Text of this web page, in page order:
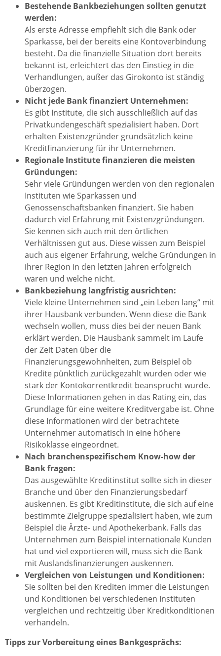
Bestehende Bankbeziehungen sollten genutzt
werden:
Als erste Adresse empfiehlt sich die Bank oder
Sparkasse, bei der bereits eine Kontoverbindung
besteht. Da die finanzielle Situation dort bereits
bekannt ist, erleichtert das den Einstieg in die
Verhandlungen, außer das Girokonto ist ständig
überzogen.
Nicht jede Bank finanziert Unternehmen:
Es gibt Institute, die sich ausschließlich auf das
Privatkundengeschäft spezialisiert haben. Dort
erhalten Existenzgründer grundsätzlich keine
Kreditfinanzierung für ihr Unternehmen.
Regionale Institute finanzieren die meisten
Gründungen:
Sehr viele Gründungen werden von den regionalen
Instituten wie Sparkassen und
Genossenschaftsbanken finanziert. Sie haben
dadurch viel Erfahrung mit Existenzgründungen.
Sie kennen sich auch mit den örtlichen
Verhältnissen gut aus. Diese wissen zum Beispiel
auch aus eigener Erfahrung, welche Gründungen in
ihrer Region in den letzten Jahren erfolgreich
waren und welche nicht.
Bankbeziehung langfristig ausrichten:
Viele kleine Unternehmen sind „ein Leben lang“ mit
ihrer Hausbank verbunden. Wenn diese die Bank
wechseln wollen, muss dies bei der neuen Bank
erklärt werden. Die Hausbank sammelt im Laufe
der Zeit Daten über die
Finanzierungsgewohnheiten, zum Beispiel ob
Kredite pünktlich zurückgezahlt wurden oder wie
stark der Kontokorrentkredit beansprucht wurde.
Diese Informationen gehen in das Rating ein, das
Grundlage für eine weitere Kreditvergabe ist. Ohne
diese Informationen wird der betrachtete
Unternehmer automatisch in eine höhere
Risikoklasse eingeordnet.
Nach branchenspezifischem Know-how der
Bank fragen:
Das ausgewählte Kreditinstitut sollte sich in dieser
Branche und über den Finanzierungsbedarf
auskennen. Es gibt Kreditinstitute, die sich auf eine
bestimmte Zielgruppe spezialisiert haben, wie zum
Beispiel die Ärzte- und Apothekerbank. Falls das
Unternehmen zum Beispiel internationale Kunden
hat und viel exportieren will, muss sich die Bank
mit Auslandsfinanzierungen auskennen.
Vergleichen von Leistungen und Konditionen:
Sie sollten bei den Krediten immer die Leistungen
und Konditionen bei verschiedenen Instituten
vergleichen und rechtzeitig über Kreditkonditionen
verhandeln.
Tipps zur Vorbereitung eines Bankgesprächs: